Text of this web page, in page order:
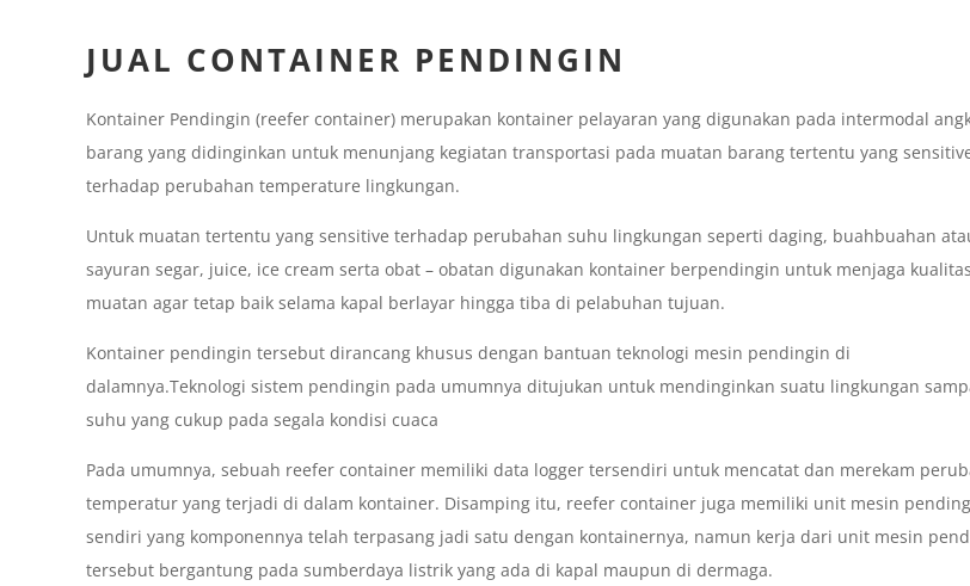
JUAL CONTAINER PENDINGIN
Kontainer Pendingin (reefer container) merupakan kontainer pelayaran yang digunakan pada intermodal
barang yang didinginkan untuk menunjang kegiatan transportasi pada muatan barang tertentu yang
terhadap perubahan temperature lingkungan.
Untuk muatan tertentu yang sensitive terhadap perubahan suhu lingkungan seperti daging, buahbuahan
sayuran segar, juice, ice cream serta obat – obatan digunakan kontainer berpendingin untuk menjaga kualitas
muatan agar tetap baik selama kapal berlayar hingga tiba di pelabuhan tujuan.
Kontainer pendingin tersebut dirancang khusus dengan bantuan teknologi mesin pendingin di
dalamnya.Teknologi sistem pendingin pada umumnya ditujukan untuk mendinginkan suatu lingkungan
suhu yang cukup pada segala kondisi cuaca
Pada umumnya, sebuah reefer container memiliki data logger tersendiri untuk mencatat dan merekam
temperatur yang terjadi di dalam kontainer. Disamping itu, reefer container juga memiliki unit mesin
sendiri yang komponennya telah terpasang jadi satu dengan kontainernya, namun kerja dari unit mesin
tersebut bergantung pada sumberdaya listrik yang ada di kapal maupun di dermaga.